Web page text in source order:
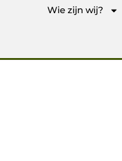
Wie zijn wij?